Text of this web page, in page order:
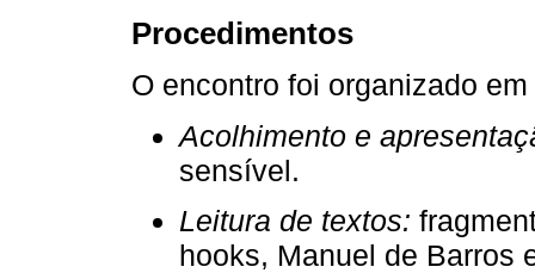
Procedimentos
O encontro foi organizado
Acolhimento e
sensível.
Leitura de textos:
hooks, Manuel de Barros